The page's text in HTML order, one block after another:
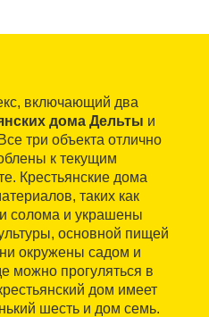
включающий два
дома Дельты и
три объекта отлично
к текущим
Крестьянские дома
таких как
солома и украшены
основной пищей
окружены садом и
можно прогуляться в
дом имеет
шесть и дом семь.